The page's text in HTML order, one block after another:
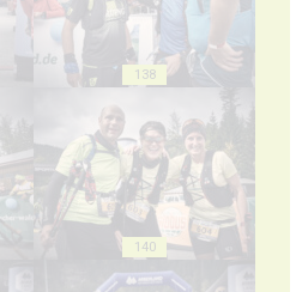
138
140